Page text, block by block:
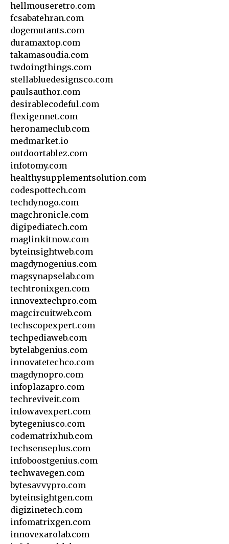
hellmouseretro.com
fcsabatehran.com
dogemutants.com
duramaxtop.com
takamasoudia.com
twdoingthings.com
stellabluedesignsco.com
paulsauthor.com
desirablecodeful.com
flexigennet.com
heronameclub.com
medmarket.io
outdoortablez.com
infotomy.com
healthysupplementsolution.com
codespottech.com
techdynogo.com
magchronicle.com
digipediatech.com
maglinkitnow.com
byteinsightweb.com
magdynogenius.com
magsynapselab.com
techtronixgen.com
innovextechpro.com
magcircuitweb.com
techscopexpert.com
techpediaweb.com
bytelabgenius.com
innovatetechco.com
magdynopro.com
infoplazapro.com
techreviveit.com
infowavexpert.com
bytegeniusco.com
codematrixhub.com
techsenseplus.com
infoboostgenius.com
techwavegen.com
bytesavvypro.com
byteinsightgen.com
digizinetech.com
infomatrixgen.com
innovexarolab.com